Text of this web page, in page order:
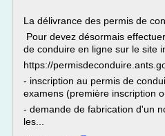
La délivrance des permis de
Pour devez désormais
de conduire en ligne sur le site
https://
- inscription au permis de
examens (première inscription
- demande de fabrication d'un
les...